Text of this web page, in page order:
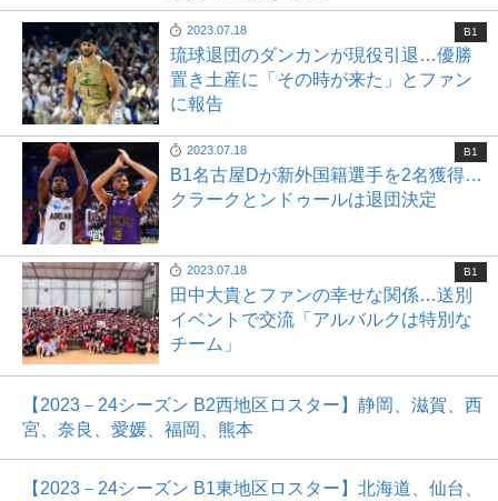
2023.07.18
琉球退団のダンカンが現役引退…優勝
置き土産に「その時が来た」とファン
に報告
B1
2023.07.18
B1名古屋Dが新外国籍選手を2名獲得…
クラークとンドゥールは退団決定
B1
2023.07.18
田中大貴とファンの幸せな関係…送別
イベントで交流「アルバルクは特別な
チーム」
B1
【2023－24シーズン B2西地区ロスター】静岡、滋賀、西
宮、奈良、愛媛、福岡、熊本
【2023－24シーズン B1東地区ロスター】北海道、仙台、